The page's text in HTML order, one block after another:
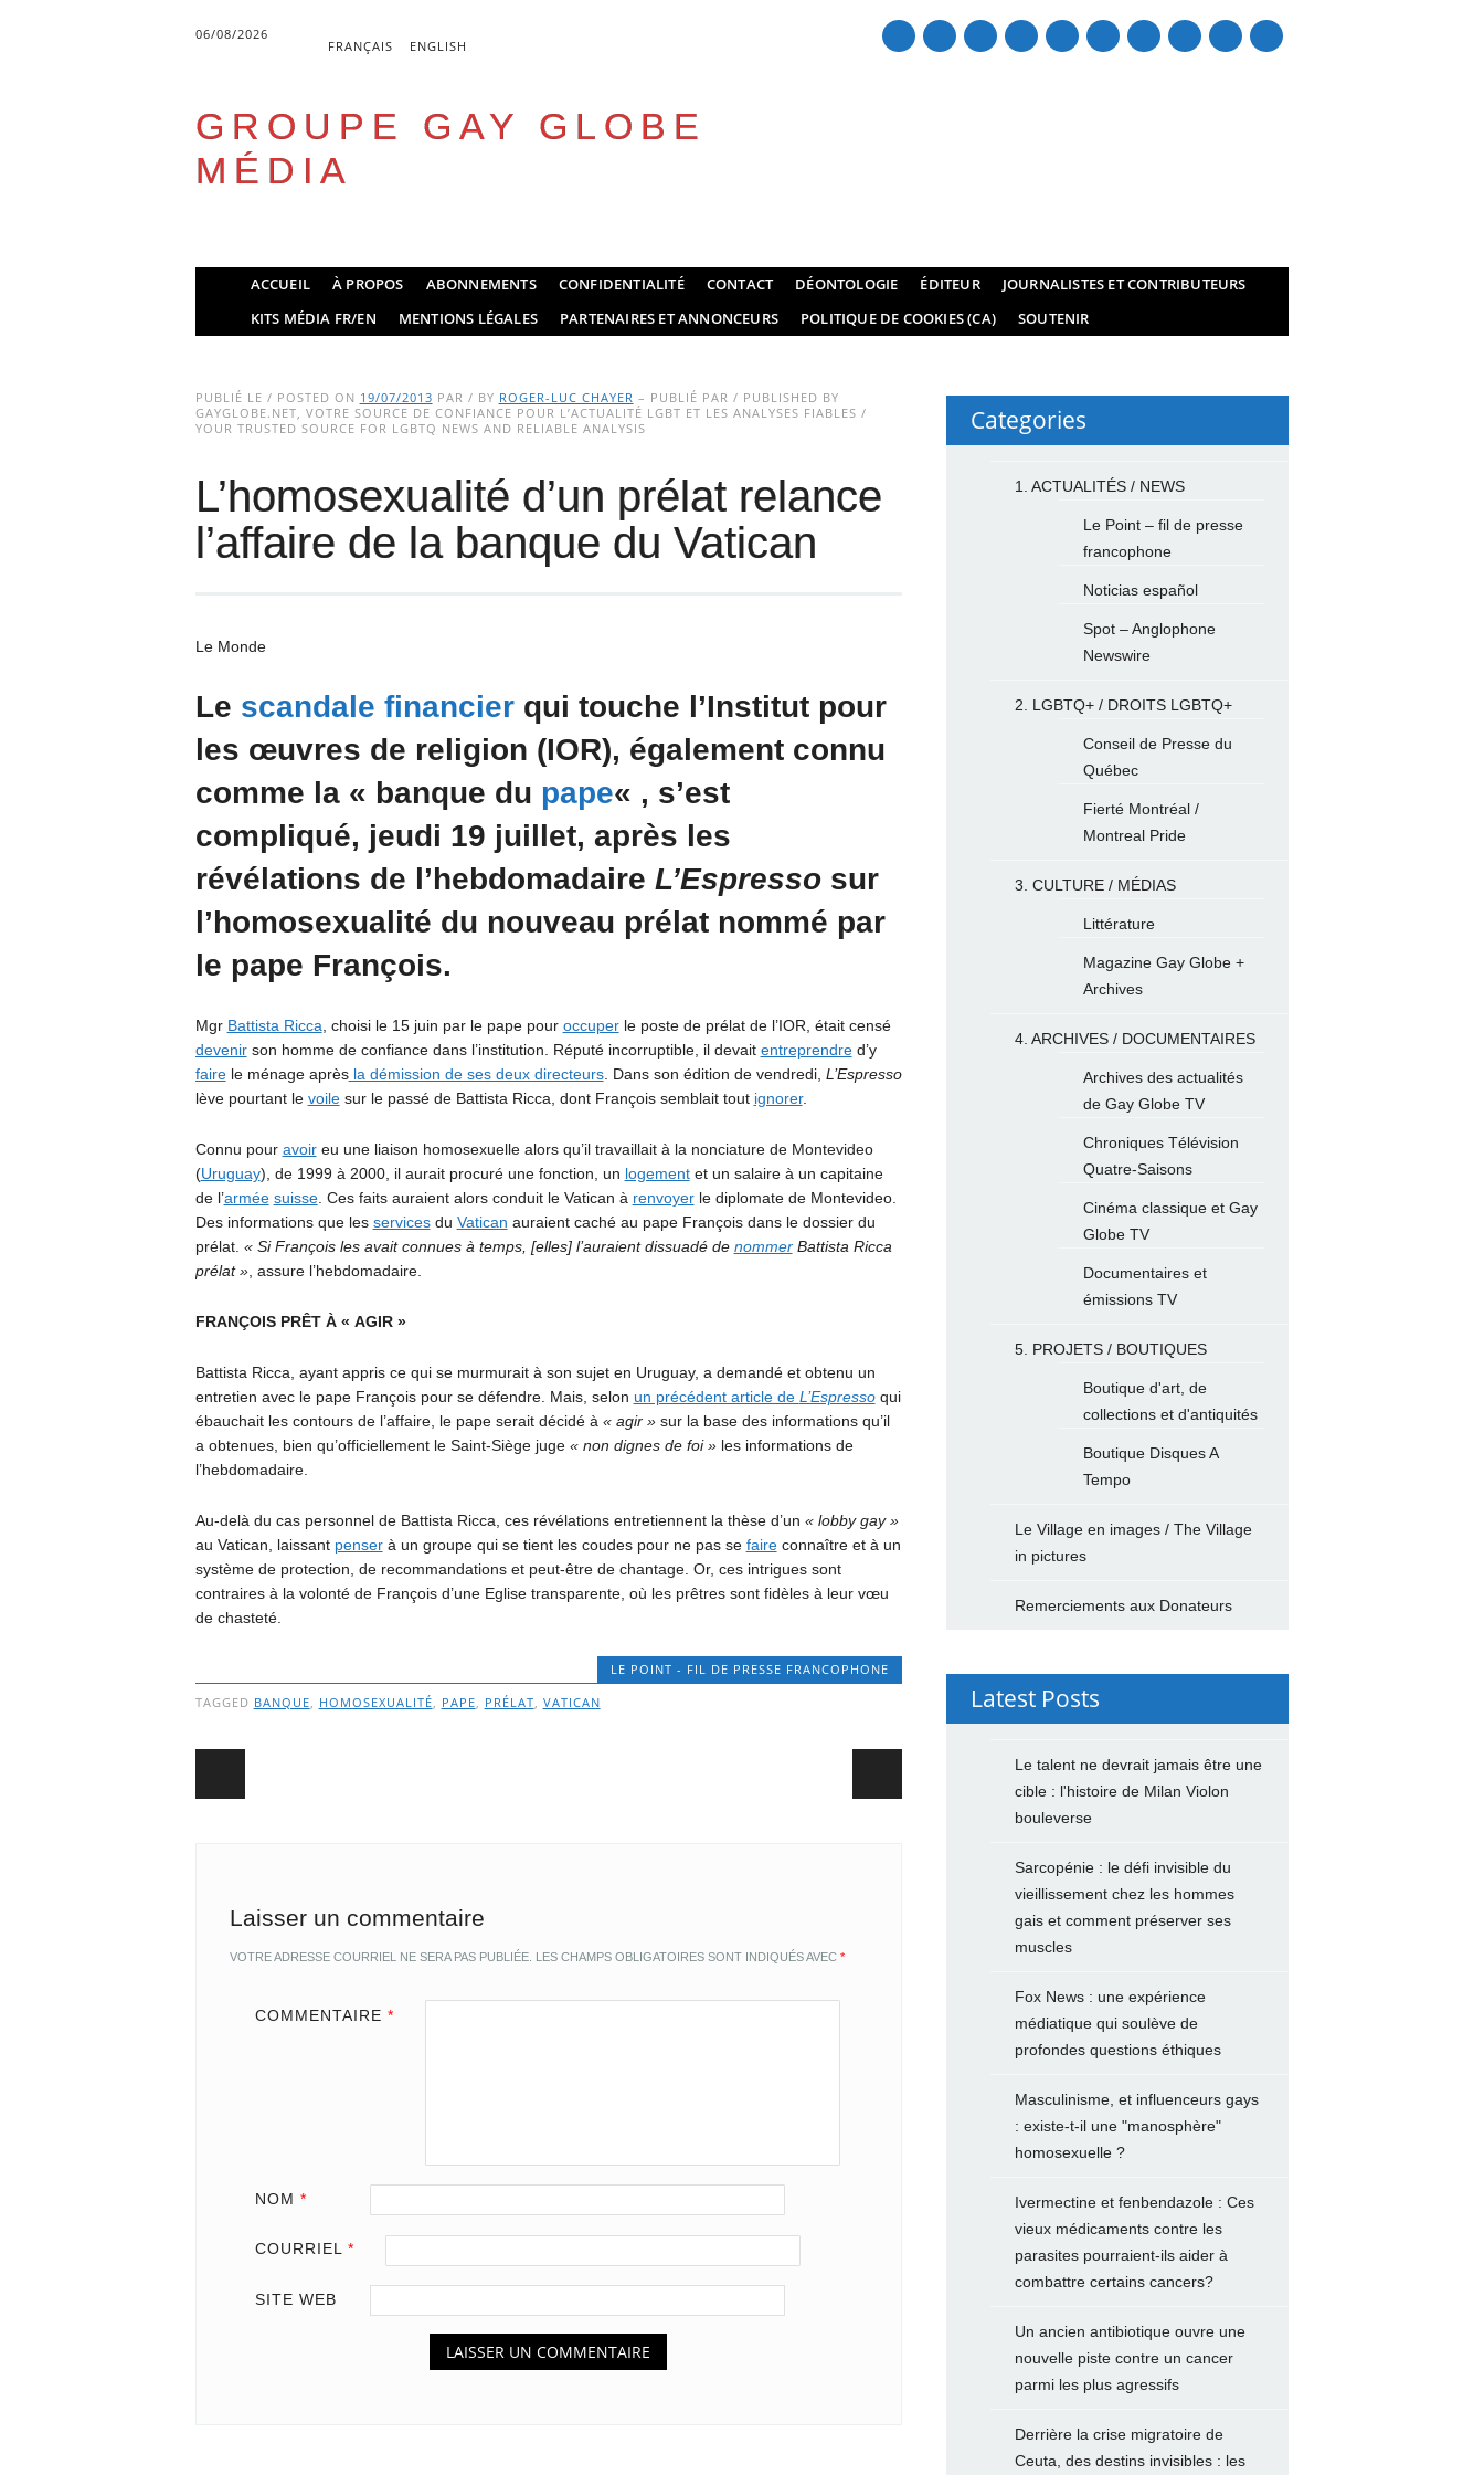
06/08/2026
FRANÇAIS ENGLISH
mail
GROUPE GAY GLOBE
MÉDIA
Main menu
ACCUEIL À PROPOS ABONNEMENTS CONFIDENTIALITÉ CONTACT DÉONTOLOGIE ÉDITEUR
JOURNALISTES ET CONTRIBUTEURS
KITS MÉDIA FR/EN
MENTIONS LÉGALES PARTENAIRES ET ANNONCEURS POLITIQUE DE COOKIES (CA) SOUTENIR
PUBLIÉ LE / POSTED ON 19/07/2013 PAR / BY ROGER-LUC CHAYER – PUBLIÉ PAR / PUBLISHED BY
GAYGLOBE.NET, VOTRE SOURCE DE CONFIANCE POUR L’ACTUALITÉ LGBT ET LES ANALYSES FIABLES /
YOUR TRUSTED SOURCE FOR LGBTQ NEWS AND RELIABLE ANALYSIS
L’homosexualité d’un prélat relance
l’affaire de la banque du Vatican
Le Monde
Le scandale financierqui touche l’Institut pour
les œuvres de religion (IOR), également connu
comme la « banque du pape« , s’est
compliqué, jeudi 19 juillet, après les
révélations de l’hebdomadaire L’Espressosur
l’homosexualité du nouveau prélat nommé par
le pape François.
Mgr Battista Ricca , choisi le 15 juin par le pape pour occuperle poste de prélat de l’IOR, était censé
devenirson homme de confiance dans l’institution. Réputé incorruptible, il devait entreprendred’y
fairele ménage aprèsla démission de ses deux directeurs. Dans son édition de vendredi, L’Espresso
lève pourtant le voilesur le passé de Battista Ricca, dont François semblait tout ignorer.
Connu pour avoireu une liaison homosexuelle alors qu’il travaillait à la nonciature de Montevideo
(Uruguay), de 1999 à 2000, il aurait procuré une fonction, un logementet un salaire à un capitaine
de l’armée suisse. Ces faits auraient alors conduit le Vatican à renvoyerle diplomate de Montevideo.
Des informations que les servicesdu Vatican auraient caché au pape François dans le dossier du
prélat. « Si François les avait connues à temps, [elles] l’auraient dissuadé de nommerBattista Ricca
prélat », assure l’hebdomadaire.
FRANÇOIS PRÊT À « AGIR »
Battista Ricca, ayant appris ce qui se murmurait à son sujet en Uruguay, a demandé et obtenu un
entretien avec le pape François pour se défendre. Mais, selon un précédent article de L’Espressoqui
ébauchait les contours de l’affaire, le pape serait décidé à « agir »sur la base des informations qu’il
a obtenues, bien qu’officiellement le Saint-Siège juge « non dignes de foi »les informations de
l’hebdomadaire.
Au-delà du cas personnel de Battista Ricca, ces révélations entretiennent la thèse d’un « lobby gay »
au Vatican, laissant penserà un groupe qui se tient les coudes pour ne pas se faireconnaître et à un
système de protection, de recommandations et peut-être de chantage. Or, ces intrigues sont
contraires à la volonté de François d’une Eglise transparente, où les prêtres sont fidèles à leur vœu
de chasteté.
LE POINT - FIL DE PRESSE FRANCOPHONE
TAGGED BANQUE, HOMOSEXUALITÉ, PAPE, PRÉLAT, VATICAN
Post navigation
Laisser un commentaire
VOTRE ADRESSE COURRIEL NE SERA PAS PUBLIÉE. LES CHAMPS OBLIGATOIRES SONT INDIQUÉS AVEC *
COMMENTAIRE *
NOM *
COURRIEL *
SITE WEB
Categories
1. ACTUALITÉS / NEWS
Le Point – fil de presse
francophone
Noticias español
Spot – Anglophone
Newswire
2. LGBTQ+ / DROITS LGBTQ+
Conseil de Presse du
Québec
Fierté Montréal /
Montreal Pride
3. CULTURE / MÉDIAS
Littérature
Magazine Gay Globe +
Archives
4. ARCHIVES / DOCUMENTAIRES
Archives des actualités
de Gay Globe TV
Chroniques Télévision
Quatre-Saisons
Cinéma classique et Gay
Globe TV
Documentaires et
émissions TV
5. PROJETS / BOUTIQUES
Boutique d'art, de
collections et d'antiquités
Boutique Disques A
Tempo
Le Village en images / The Village
in pictures
Remerciements aux Donateurs
Latest Posts
Le talent ne devrait jamais être une
cible : l'histoire de Milan Violon
bouleverse
Sarcopénie : le défi invisible du
vieillissement chez les hommes
gais et comment préserver ses
muscles
Fox News : une expérience
médiatique qui soulève de
profondes questions éthiques
Masculinisme, et influenceurs gays
: existe-t-il une "manosphère"
homosexuelle ?
Ivermectine et fenbendazole : Ces
vieux médicaments contre les
parasites pourraient-ils aider à
combattre certains cancers?
Un ancien antibiotique ouvre une
nouvelle piste contre un cancer
parmi les plus agressifs
Derrière la crise migratoire de
Ceuta, des destins invisibles : les